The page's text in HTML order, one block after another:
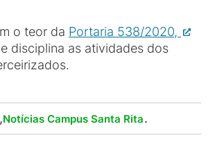
o teor da Portaria 538/2020,
disciplina as atividades dos
,Notícias Campus Santa Rita.